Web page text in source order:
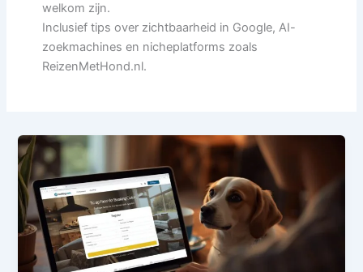
welkom zijn.
Inclusief tips over zichtbaarheid in Google, AI-
zoekmachines en nicheplatforms zoals
ReizenMetHond.nl.